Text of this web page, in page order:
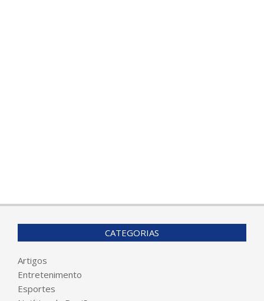
CATEGORIAS
Artigos
Entretenimento
Esportes